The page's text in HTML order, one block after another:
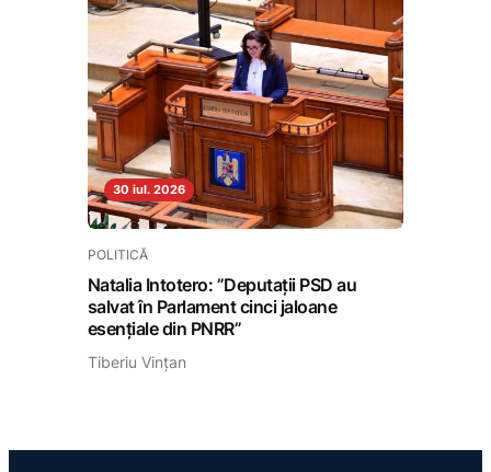
30 iul. 2026
POLITICĂ
Natalia Intotero: ”Deputații PSD au
salvat în Parlament cinci jaloane
esențiale din PNRR”
Tiberiu Vințan